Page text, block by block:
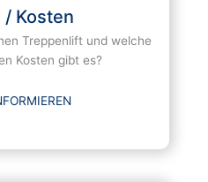
/ Kosten
Treppenlift und welche
Kosten gibt es?